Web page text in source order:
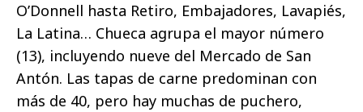
O’Donnell hasta Retiro, Embajadores, Lavapiés,
La Latina… Chueca agrupa el mayor número
(13), incluyendo nueve del Mercado de San
Antón. Las tapas de carne predominan con
más de 40, pero hay muchas de puchero,